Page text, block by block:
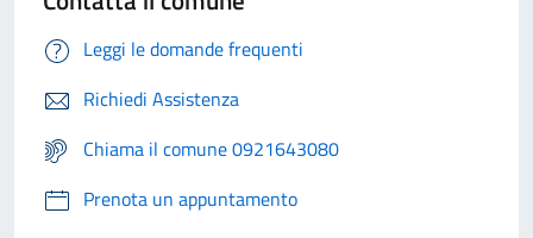
Leggi le domande frequenti
Richiedi Assistenza
Chiama il comune 0921643080
Prenota un appuntamento